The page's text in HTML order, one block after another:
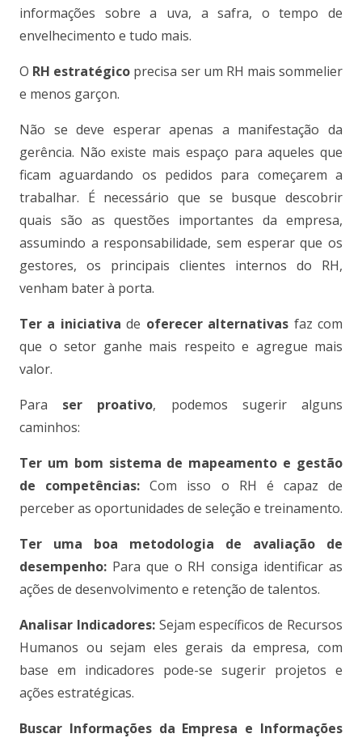
informações sobre a uva, a safra, o tempo de
envelhecimento e tudo mais.
O RH estratégico precisa ser um RH mais sommelier
e menos garçon.
Não se deve esperar apenas a manifestação da
gerência. Não existe mais espaço para aqueles que
ficam aguardando os pedidos para começarem a
trabalhar. É necessário que se busque descobrir
quais são as questões importantes da empresa,
assumindo a responsabilidade, sem esperar que os
gestores, os principais clientes internos do RH,
venham bater à porta.
Ter a iniciativa de oferecer alternativas faz com
que o setor ganhe mais respeito e agregue mais
valor.
Para ser proativo, podemos sugerir alguns
caminhos:
Ter um bom sistema de mapeamento e gestão
de competências:Com isso o RH é capaz de
perceber as oportunidades de seleção e treinamento.
Ter uma boa metodologia de avaliação de
desempenho: Para que o RH consiga identificar as
ações de desenvolvimento e retenção de talentos.
Analisar Indicadores: Sejam específicos de Recursos
Humanos ou sejam eles gerais da empresa, com
base em indicadores pode-se sugerir projetos e
ações estratégicas.
Buscar Informações da Empresa e Informações